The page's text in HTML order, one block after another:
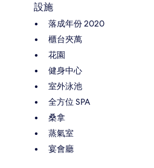
設施
落成年份 2020
櫃台夾萬
花園
健身中心
室外泳池
全方位 SPA
桑拿
蒸氣室
宴會廳